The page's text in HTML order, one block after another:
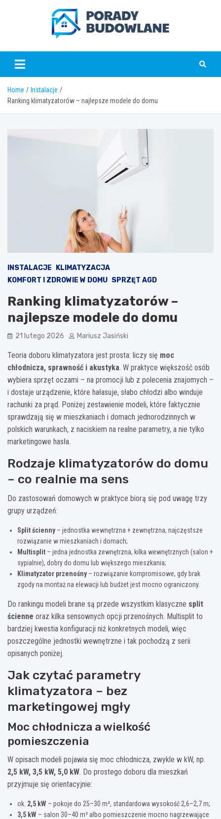
poradybudowlane.pl
Home
Instalacje
Ranking klimatyzatorów – najlepsze modele do domu
INSTALACJE
KLIMATYZACJA
KOMFORT I ZDROWIE W DOMU SPRZĘT AGD
Ranking klimatyzatorów –
najlepsze modele do domu
21 lutego 2026 Mariusz Jasiński
Teoria doboru klimatyzatora jest prosta: liczy się moc
chłodnicza, sprawność i akustyka. W praktyce większość osób
wybiera sprzęt oczami – na promocji lub z polecenia znajomych –
i dostaje urządzenie, które hałasuje, słabo chłodzi albo winduje
rachunki za prąd. Poniżej zestawienie modeli, które faktycznie
sprawdzają się w mieszkaniach i domach jednorodzinnych w
polskich warunkach, z naciskiem na realne parametry, a nie tylko
marketingowe hasła.
Rodzaje klimatyzatorów do domu
– co realnie ma sens
Do zastosowań domowych w praktyce biorą się pod uwagę trzy
grupy urządzeń:
Split ścienny– jednostka wewnętrzna + zewnętrzna, najczęstsze
rozwiązanie w mieszkaniach i domach;
Multisplit – jedna jednostka zewnętrzna, kilka wewnętrznych (salon +
sypialnie), dobry do domu lub większego mieszkania;
Klimatyzator przenośny– rozwiązanie kompromisowe, gdy brak
zgody na montaż na elewacji lub budżet jest mocno ograniczony.
Do rankingu modeli brane są przede wszystkim klasyczne split
ścienne oraz kilka sensownych opcji przenośnych. Multisplit to
bardziej kwestia konfiguracji niż konkretnych modeli, więc
poszczególne jednostki wewnętrzne i tak pochodzą z serii
opisanych poniżej.
Jak czytać parametry
klimatyzatora – bez
marketingowej mgły
Moc chłodnicza a wielkość
pomieszczenia
W opisach modeli pojawia się moc chłodnicza, zwykle w kW, np.
2,5 kW, 3,5 kW, 5,0 kW. Do prostego doboru dla mieszkań
przyjmuje się orientacyjnie:
ok. 2,5 kW – pokoje do 25–30 m², standardowa wysokość 2,6–2,7 m;
3,5 kW – salon 30–40 m² albo pomieszczenie mocno nagrzewające